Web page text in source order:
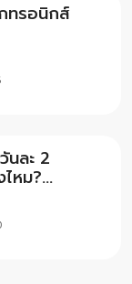
ทรอนิกส์
นละ 2
หม?...